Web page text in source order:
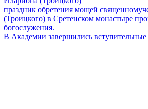
праздник обретения мощей
(Троицкого) в Сретенском монастыре
богослужения.
В Академии завершились